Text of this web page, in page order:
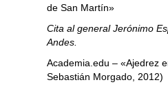
de San Martín»
Cita al general Jerónimo
Andes.
Academia.edu – «Ajedrez
Sebastián Morgado, 2012)